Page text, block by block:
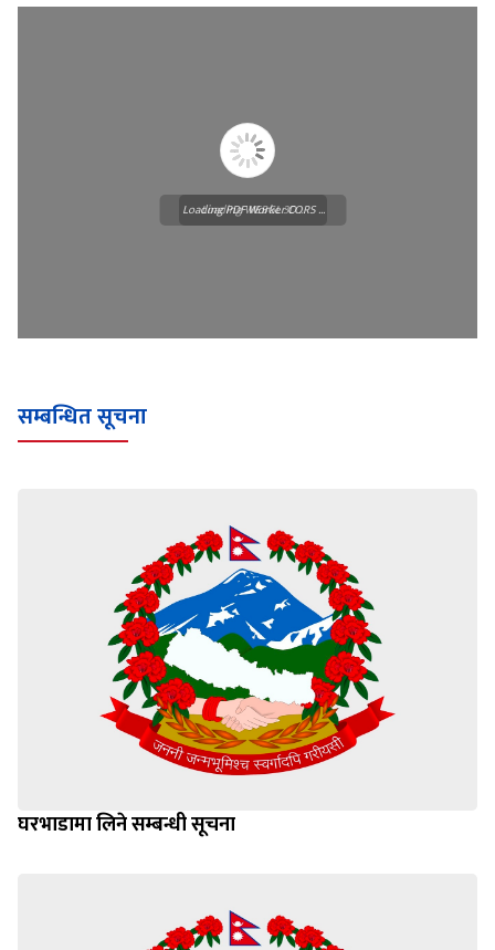
Loading WEBGL 3D ...
Loading PDF Worker CORS ...
सम्बन्धित सूचना
घरभाडामा लिने सम्बन्धी सूचना